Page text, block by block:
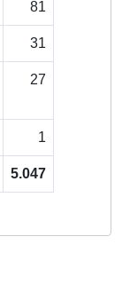
81
31
27
1
5.047